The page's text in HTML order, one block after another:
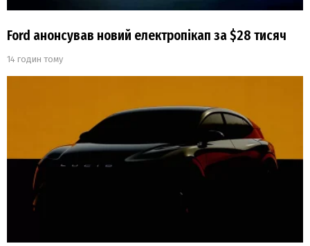
Ford анонсував новий електропікап за $28 тисяч
14 годин тому